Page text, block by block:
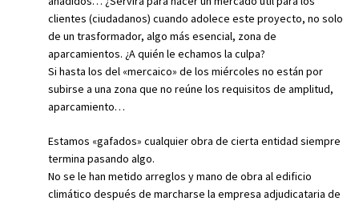
clientes (ciudadanos) cuando adolece este proyecto, no solo
de un trasformador, algo más esencial, zona de
aparcamientos. ¿A quién le echamos la culpa?
Si hasta los del «mercaico» de los miércoles no están por
subirse a una zona que no reúne los requisitos de amplitud,
aparcamiento…
Estamos «gafados» cualquier obra de cierta entidad siempre
termina pasando algo.
No se le han metido arreglos y mano de obra al edificio
climático después de marcharse la empresa adjudicataria de